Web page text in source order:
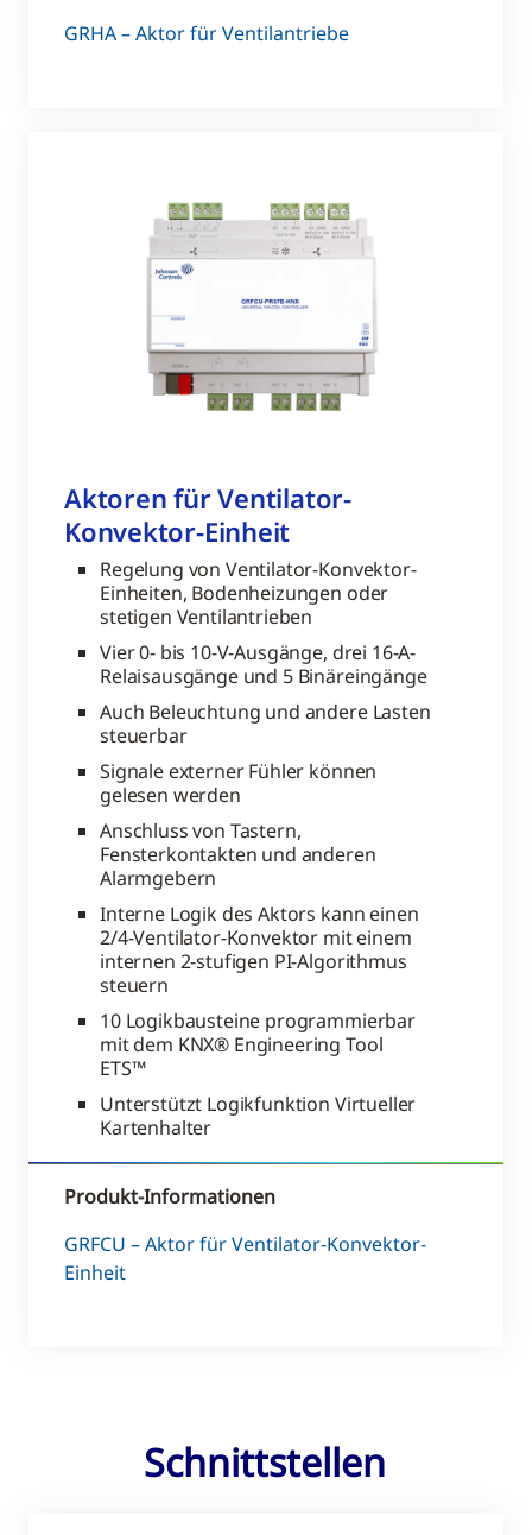
GRHA – Aktor für Ventilantriebe
Aktoren für Ventilator-
Konvektor-Einheit
Regelung von Ventilator-Konvektor-
Einheiten, Bodenheizungen oder
stetigen Ventilantrieben
Vier 0- bis 10-V-Ausgänge, drei 16-A-
Relaisausgänge und 5 Binäreingänge
Auch Beleuchtung und andere Lasten
steuerbar
Signale externer Fühler können
gelesen werden
Anschluss von Tastern,
Fensterkontakten und anderen
Alarmgebern
Interne Logik des Aktors kann einen
2/4-Ventilator-Konvektor mit einem
internen 2-stufigen PI-Algorithmus
steuern
10 Logikbausteine programmierbar
mit dem KNX® Engineering Tool
ETS™
Unterstützt Logikfunktion Virtueller
Kartenhalter
Produkt-Informationen
GRFCU – Aktor für Ventilator-Konvektor-
Einheit
Schnittstellen